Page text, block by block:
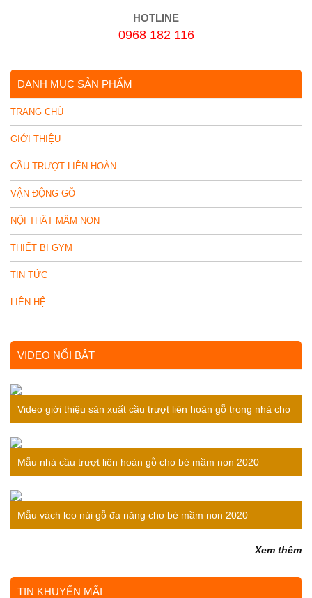
HOTLINE
0968 182 116
DANH MỤC SẢN PHẨM
TRANG CHỦ
GIỚI THIỆU
CẦU TRƯỢT LIÊN HOÀN
VẬN ĐỘNG GỖ
NỘI THẤT MẦM NON
THIẾT BỊ GYM
TIN TỨC
LIÊN HỆ
VIDEO NỔI BẬT
Video giới thiệu sản xuất cầu trượt liên hoàn gỗ trong nhà cho
bé
Mẫu nhà cầu trượt liên hoàn gỗ cho bé mầm non 2020
Mẫu vách leo núi gỗ đa năng cho bé mầm non 2020
Xem thêm
TIN KHUYẾN MÃI